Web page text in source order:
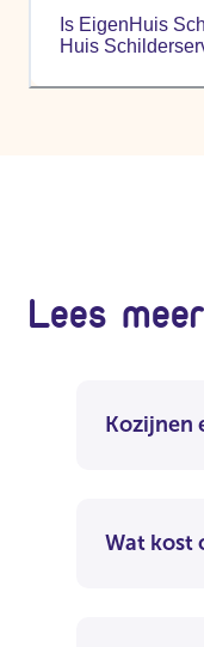
Is EigenHuis
Huis
Lees
Kozijnen
Wat kost